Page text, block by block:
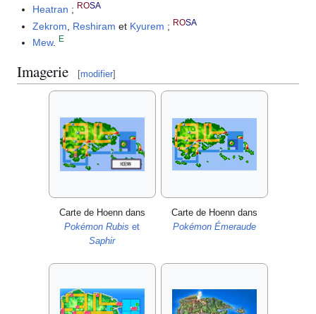
Heatran ; ROSA
Zekrom Reshiram et Kyurem ; ROSA
Mew. E
Imagerie [modifier]
Carte de Hoenn dans
Pokémon Rubis et
Saphir
Carte de Hoenn dans
Pokémon Émeraude